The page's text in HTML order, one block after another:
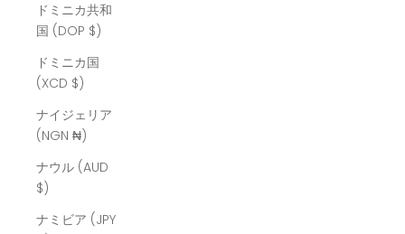
ドミニカ共和
国 (DOP $)
ドミニカ国
(XCD $)
ナイジェリア
(NGN ₦)
ナウル (AUD
$)
ナミビア (JPY